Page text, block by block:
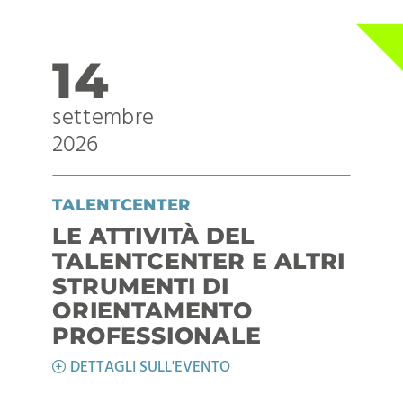
14
settembre
2026
TALENTCENTER
LE ATTIVITÀ DEL
TALENTCENTER E ALTRI
STRUMENTI DI
ORIENTAMENTO
PROFESSIONALE
DETTAGLI SULL'EVENTO